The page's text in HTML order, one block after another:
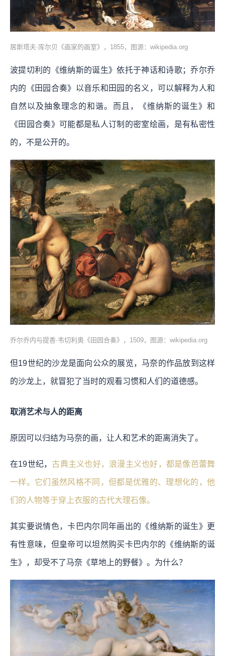
居斯塔夫·库尔贝《画家的画室》，1855，图源：wikipedia.org
波提切利的《维纳斯的诞生》依托于神话和诗歌；乔尔乔
内的《田园合奏》以音乐和田园的名义，可以解释为人和
自然以及抽象理念的和谐。而且，《维纳斯的诞生》和
《田园合奏》可能都是私人订制的密室绘画，是有私密性
的，不是公开的。
乔尔乔内与提香·韦切利奥《田园合奏》，1509，图源：wikipedia.org
但19世纪的沙龙是面向公众的展览，马奈的作品放到这样
的沙龙上，就冒犯了当时的观看习惯和人们的道德感。
取消艺术与人的距离
原因可以归结为马奈的画，让人和艺术的距离消失了。
在19世纪， 古典主义也好，浪漫主义也好，都是像芭蕾舞
一样。它们虽然风格不同，但都是优雅的、理想化的，他
们的人物等于穿上衣服的古代大理石像。
其实要说情色，卡巴内尔同年画出的《维纳斯的诞生》更
有性意味，但皇帝可以坦然购买卡巴内尔的《维纳斯的诞
生》，却受不了马奈《草地上的野餐》。为什么？